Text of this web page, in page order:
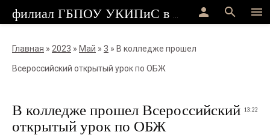
menu
search
person
Главная » 2023 » Май » 3 » В колледже прошел
Всероссийский открытый урок по ОБЖ
13:22
В колледже прошел Всероссийский
открытый урок по ОБЖ